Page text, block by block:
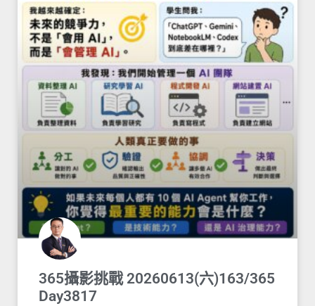
365攝影挑戰 20260613(六)163/365
Day3817